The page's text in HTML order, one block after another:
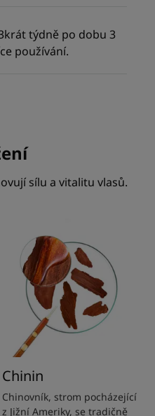
týdně po dobu 3
používání.
sílu a vitalitu vlasů.
Chinin
Chinovník, strom pocházející
z Jižní Ameriky, se tradičně